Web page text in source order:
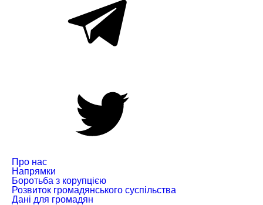
Про нас
Напрямки
Боротьба з корупцією
Розвиток громадянського суспільства
Дані для громадян